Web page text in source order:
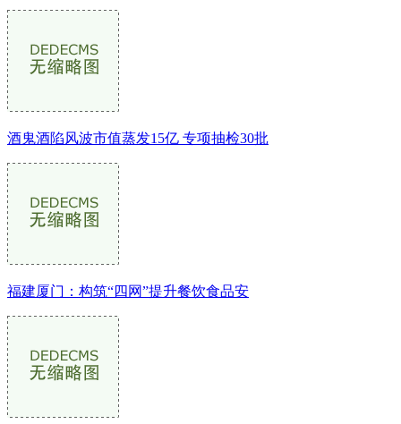
酒鬼酒陷风波市值蒸发15亿 专项抽检30批
福建厦门：构筑“四网”提升餐饮食品安